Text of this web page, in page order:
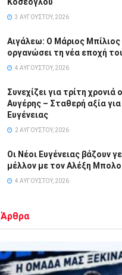
3 ΑΥΓΟΎΣΤΟΥ, 2026
Αιγάλεω: Ο Μάριος Μπίλιος
οργανώσει τη νέα εποχή
4 ΑΥΓΟΎΣΤΟΥ, 2026
Συνεχίζει για τρίτη
Αυγέρης – Σταθερή αξία
Ευγένειας
2 ΑΥΓΟΎΣΤΟΥ, 2026
Οι Νέοι Ευγένειας βάζουν
μέλλον με τον Αλέξη
4 ΑΥΓΟΎΣΤΟΥ, 2026
Άρθρα